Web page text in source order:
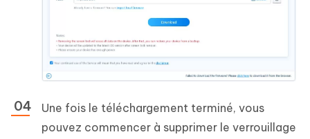
Une fois le téléchargement terminé, vous
pouvez commencer à supprimer le verrouillage